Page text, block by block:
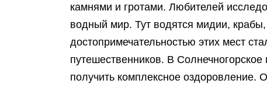
камнями и гротами. Любителей
водный мир. Тут водятся мидии,
достопримечательностью этих мест
путешественников. В
получить комплексное оздоровление.